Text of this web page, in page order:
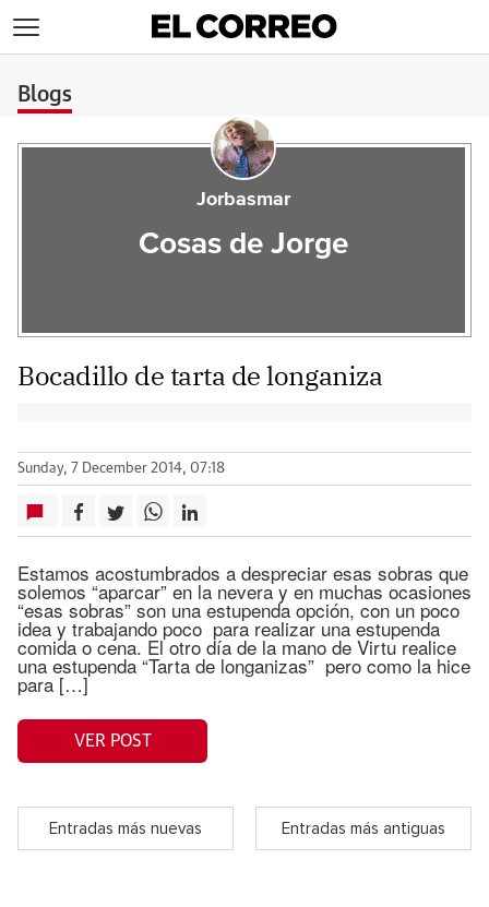
Blogs
Jorbasmar
Cosas de Jorge
Bocadillo de tarta de longaniza
Sunday, 7 December 2014, 07:18
Estamos acostumbrados a despreciar esas sobras que
solemos “aparcar” en la nevera y en muchas ocasiones
“esas sobras” son una estupenda opción, con un poco
idea y trabajando poco para realizar una estupenda
comida o cena. El otro día de la mano de Virtu realice
una estupenda “Tarta de longanizas” pero como la hice
para […]
VER POST
Entradas más nuevas Entradas más antiguas